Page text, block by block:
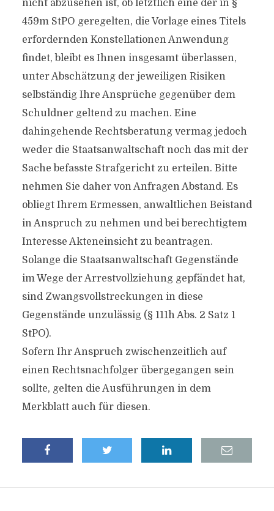
nicht abzusehen ist, ob letztlich eine der in §
459m StPO geregelten, die Vorlage eines Titels
erfordernden Konstellationen Anwendung
findet, bleibt es Ihnen insgesamt überlassen,
unter Abschätzung der jeweiligen Risiken
selbständig Ihre Ansprüche gegenüber dem
Schuldner geltend zu machen. Eine
dahingehende Rechtsberatung vermag jedoch
weder die Staatsanwaltschaft noch das mit der
Sache befasste Strafgericht zu erteilen. Bitte
nehmen Sie daher von Anfragen Abstand. Es
obliegt Ihrem Ermessen, anwaltlichen Beistand
in Anspruch zu nehmen und bei berechtigtem
Interesse Akteneinsicht zu beantragen.
Solange die Staatsanwaltschaft Gegenstände
im Wege der Arrestvollziehung gepfändet hat,
sind Zwangsvollstreckungen in diese
Gegenstände unzulässig (§ 111h Abs. 2 Satz 1
StPO).
Sofern Ihr Anspruch zwischenzeitlich auf
einen Rechtsnachfolger übergegangen sein
sollte, gelten die Ausführungen in dem
Merkblatt auch für diesen.